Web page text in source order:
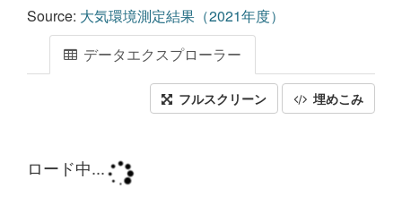
Source: 大気環境測定結果（2021年度）
データエクスプローラー
フルスクリーン 埋めこみ